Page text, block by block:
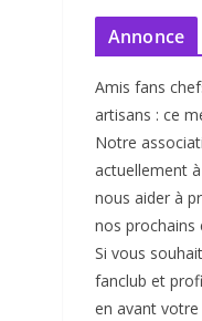
Annonce
Amis fans
artisans : ce
Notre
actuellement
nous aider à
nos prochains
Si vous
fanclub et
en avant